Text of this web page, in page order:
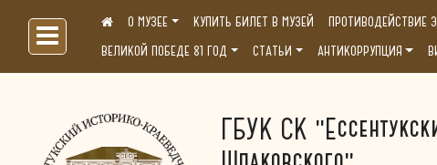
Больше, чем музей...О МУЗЕЕ КУПИТЬ БИЛЕТ В МУЗЕЙ ПРОТИВОДЕЙСТВИЕ
ВЕЛИКОЙ ПОБЕДЕ 81 ГОД
СТАТЬИ АНТИКОРРУПЦИЯ
ГБУК СК